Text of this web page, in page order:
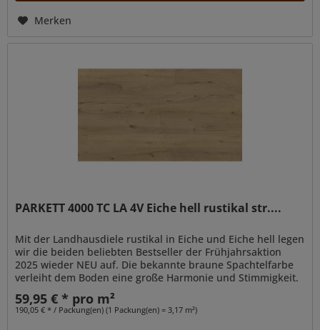
Merken
PARKETT 4000 TC LA 4V Eiche hell rustikal str....
Mit der Landhausdiele rustikal in Eiche und Eiche hell legen
wir die beiden beliebten Bestseller der Frühjahrsaktion
2025 wieder NEU auf. Die bekannte braune Spachtelfarbe
verleiht dem Boden eine große Harmonie und Stimmigkeit.
59,95 € * pro m²
190,05 € * / Packung(en) (1 Packung(en) = 3,17 m²)